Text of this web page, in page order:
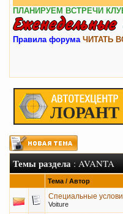
ПЛАНИРУЕМ ВСТРЕЧИ
Правила форума ЧИТАТЬ
Темы раздела: AVANTA
Тема / Автор
Специальные
Voiture